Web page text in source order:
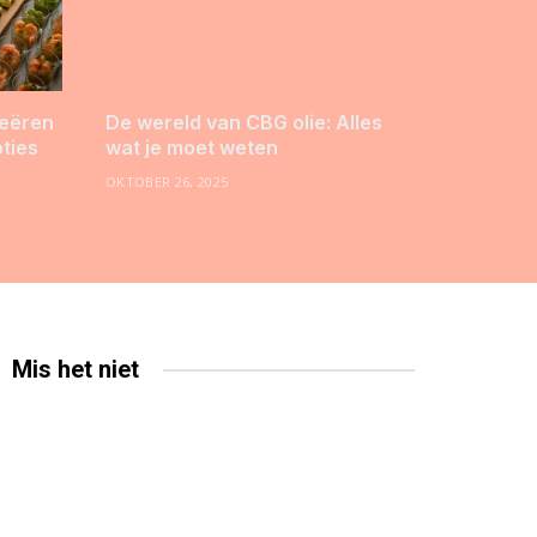
De wereld van CBG olie: Alles
wat je moet weten
OKTOBER 26, 2025
Mis het niet